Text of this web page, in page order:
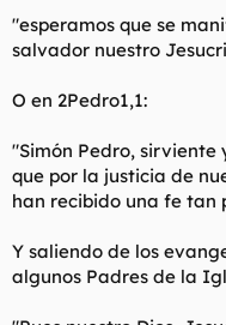
"esperamos que se
salvador nuestro
O en 2Pedro1,1:
"Simón Pedro, sirviente
que por la justicia de
han recibido una fe tan
Y saliendo de los
algunos Padres de la